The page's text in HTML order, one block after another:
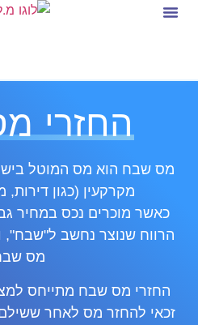
החזרי
מס שבח הוא מס המוטל
מקרקעין (כגון דירות,
כאשר מוכרים נכס במחיר
הרווח שנוצר נחשב ל"שבח",
מס
החזרי מס שבח מתייחס
זכאי להחזר מס לאחר